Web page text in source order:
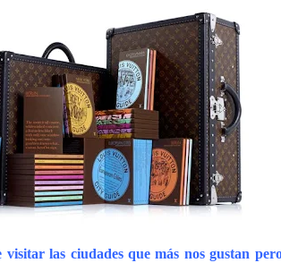
las ciudades que más nos gustan